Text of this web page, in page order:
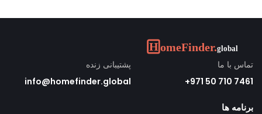
تماس با ما
7461 710 50 971+
پشتیبانی زنده
info@homefinder.global
برنامه ها